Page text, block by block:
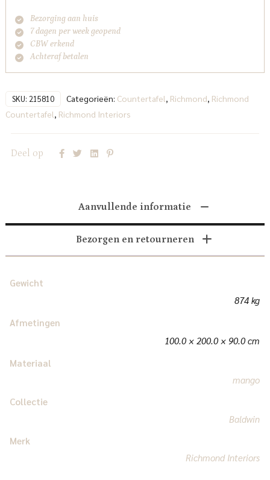
Bezorging aan huis
7 dagen per week geopend
CBW erkend
Achteraf betalen
SKU: 215810 Categorieën: Countertafel, Richmond, Richmond
Countertafel, Richmond Interiors
Deel op
Aanvullende informatie
Bezorgen en retourneren
Gewicht
874 kg
Afmetingen
100.0 × 200.0 × 90.0 cm
Materiaal
mango
Collectie
Baldwin
Merk
Richmond Interiors